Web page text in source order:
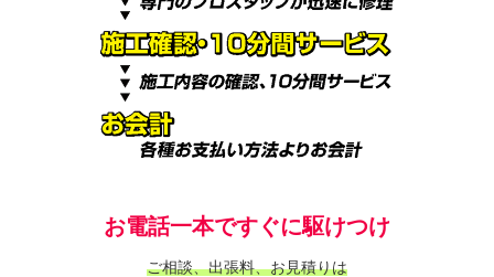
お電話一本ですぐに駆けつけ
ご相談、出張料、お見積りは